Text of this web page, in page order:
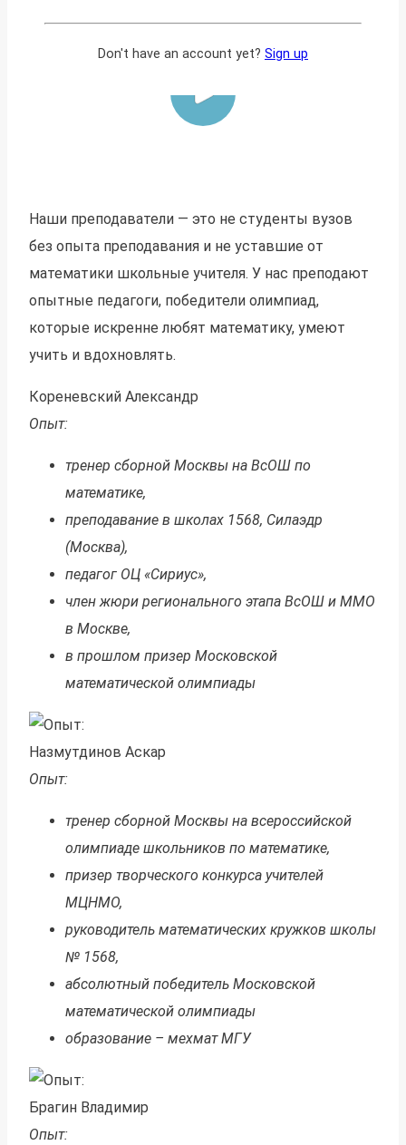
Наши преподаватели — это не студенты вузов
без опыта преподавания и не уставшие от
математики школьные учителя. У нас преподают
опытные педагоги, победители олимпиад,
которые искренне любят математику, умеют
учить и вдохновлять.
Кореневский Александр
Опыт:
тренер сборной Москвы на ВсОШ по
математике,
преподавание в школах 1568, Силаэдр
(Москва),
педагог ОЦ «Сириус»,
член жюри регионального этапа ВсОШ и ММО
в Москве,
в прошлом призер Московской
математической олимпиады
Назмутдинов Аскар
Опыт:
тренер сборной Москвы на всероссийской
олимпиаде школьников по математике,
призер творческого конкурса учителей
МЦНМО,
руководитель математических кружков школы
№ 1568,
абсолютный победитель Московской
математической олимпиады
образование – мехмат МГУ
Брагин Владимир
Опыт:
Don't have an account yet? Sign up